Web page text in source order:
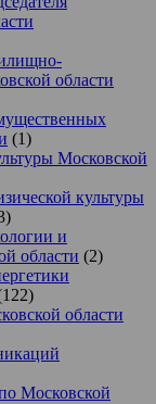
области
(1)
Московской
культуры
и
области (2)
области
Московской